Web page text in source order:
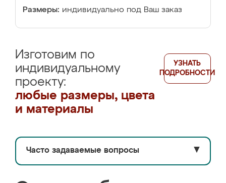
Размеры: индивидуально под Ваш заказ
Изготовим по
индивидуальному
проекту:
любые размеры, цвета
и материалы
УЗНАТЬ
ПОДРОБНОСТИ
Часто задаваемые вопросы ▼